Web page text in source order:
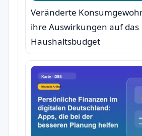
Veränderte
ihre Auswirkungen auf das
Haushaltsbudget